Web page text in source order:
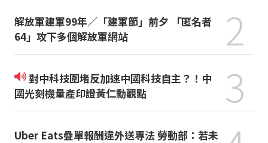
解放軍建軍99年／「建軍節」前夕 「匿名者
64」攻下多個解放軍網站
2
對中科技圍堵反加速中國科技自主？！中
國光刻機量產印證黃仁勳觀點
3
Uber Eats疊單報酬違外送專法 勞動部：若未